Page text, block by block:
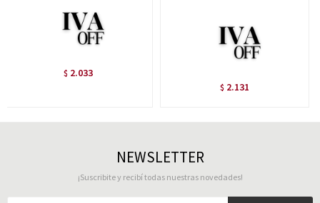
$ 2.033
$ 2.131
NEWSLETTER
¡Suscribite y recibí todas nuestras novedades!